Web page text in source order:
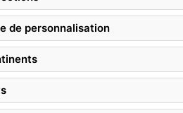
de personnalisation